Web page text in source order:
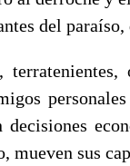
del
decisiones
mueven sus